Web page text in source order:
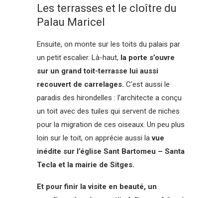
Les terrasses et le cloître du
Palau Maricel
Ensuite, on monte sur les toits du palais par
un petit escalier. Là-haut, la porte s’ouvre
sur un grand toit-terrasse lui aussi
recouvert de carrelages. C’est aussi le
paradis des hirondelles : l’architecte a conçu
un toit avec des tuiles qui servent de niches
pour la migration de ces oiseaux. Un peu plus
loin sur le toit, on apprécie aussi lavue
inédite sur l’église Sant Bartomeu – Santa
Tecla et la mairie de Sitges.
Et pour finir la visite en beauté, un